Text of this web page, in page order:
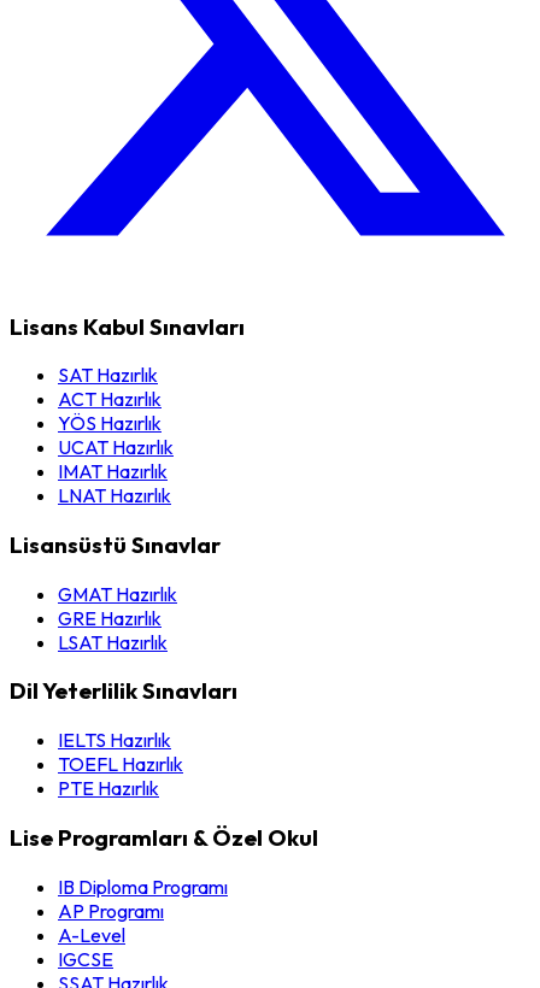
Lisans Kabul Sınavları
SAT Hazırlık
ACT Hazırlık
YÖS Hazırlık
UCAT Hazırlık
IMAT Hazırlık
LNAT Hazırlık
Lisansüstü Sınavlar
GMAT Hazırlık
GRE Hazırlık
LSAT Hazırlık
Dil Yeterlilik Sınavları
IELTS Hazırlık
TOEFL Hazırlık
PTE Hazırlık
Lise Programları & Özel Okul
IB Diploma Programı
AP Programı
A-Level
IGCSE
SSAT Hazırlık